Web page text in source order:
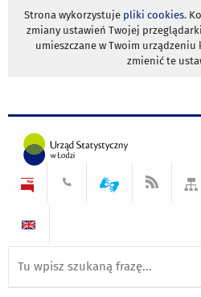
Strona wykorzystuje pliki cookies.
zmiany ustawień Twojej
umieszczane w Twoim urządzeniu
zmienić te